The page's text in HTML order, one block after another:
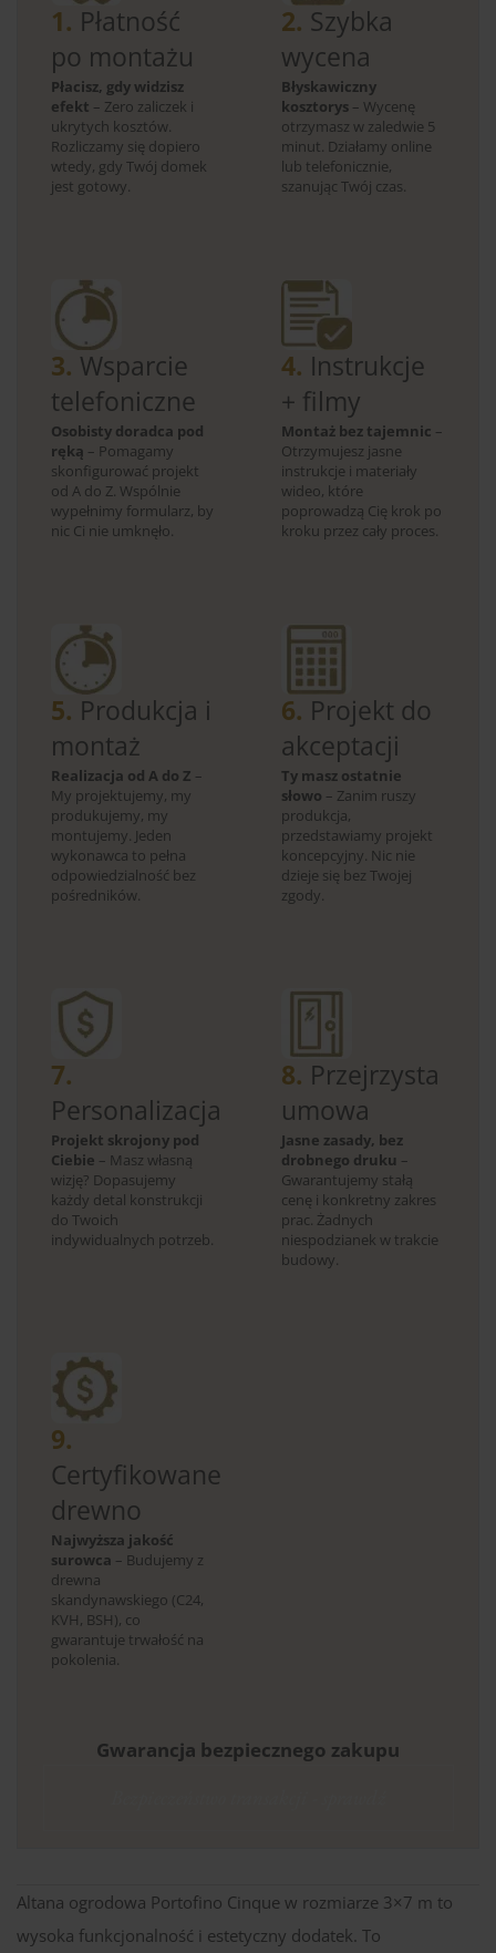
1. Płatność
po montażu
Płacisz, gdy widzisz
efekt – Zero zaliczek i
ukrytych kosztów.
Rozliczamy się dopiero
wtedy, gdy Twój domek
jest gotowy.
2. Szybka
wycena
Błyskawiczny
kosztorys – Wycenę
otrzymasz w zaledwie 5
minut. Działamy online
lub telefonicznie,
szanując Twój czas.
3. Wsparcie
telefoniczne
Osobisty doradca pod
ręką – Pomagamy
skonfigurować projekt
od A do Z. Wspólnie
wypełnimy formularz, by
nic Ci nie umknęło.
4. Instrukcje
+ filmy
Montaż bez tajemnic –
Otrzymujesz jasne
instrukcje i materiały
wideo, które
poprowadzą Cię krok po
kroku przez cały proces.
5. Produkcja i
montaż
Realizacja od A do Z –
My projektujemy, my
produkujemy, my
montujemy. Jeden
wykonawca to pełna
odpowiedzialność bez
pośredników.
6. Projekt do
akceptacji
Ty masz ostatnie
słowo – Zanim ruszy
produkcja,
przedstawiamy projekt
koncepcyjny. Nic nie
dzieje się bez Twojej
zgody.
7.
Personalizacja
Projekt skrojony pod
Ciebie – Masz własną
wizję? Dopasujemy
każdy detal konstrukcji
do Twoich
indywidualnych potrzeb.
8. Przejrzysta
umowa
Jasne zasady, bez
drobnego druku –
Gwarantujemy stałą
cenę i konkretny zakres
prac. Żadnych
niespodzianek w trakcie
budowy.
9.
Certyfikowane
drewno
Najwyższa jakość
surowca – Budujemy z
drewna
skandynawskiego (C24,
KVH, BSH), co
gwarantuje trwałość na
pokolenia.
Gwarancja bezpiecznego zakupu
Altana ogrodowa Portofino Cinque w rozmiarze 3×7 m to
wysoka funkcjonalność i estetyczny dodatek. To